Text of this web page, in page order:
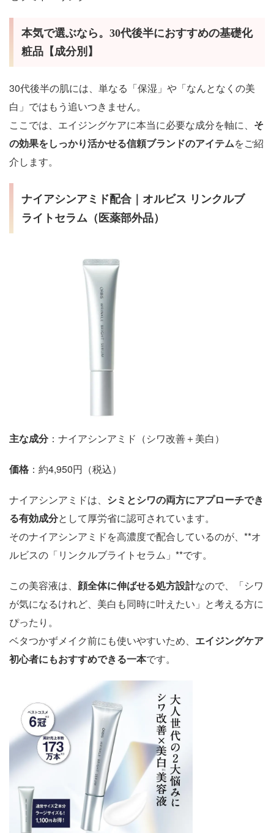
本気で選ぶなら。30代後半におすすめの基礎化
粧品【成分別】
30代後半の肌には、単なる「保湿」や「なんとなくの美
白」ではもう追いつきません。
ここでは、エイジングケアに本当に必要な成分を軸に、 そ
の効果をしっかり活かせる信頼ブランドのアイテムをご紹
介します。
ナイアシンアミド配合｜ オルビス リンクルブ
ライトセラム（医薬部外品）
主な成分：ナイアシンアミド（シワ改善＋美白）
価格 ：約4,950円（税込）
ナイアシンアミドは、 シミとシワの両方にアプローチでき
る有効成分として厚労省に認可されています。
そのナイアシンアミドを高濃度で配合しているのが、**オ
ルビスの「リンクルブライトセラム」**です。
この美容液は、 顔全体に伸ばせる処方設計なので、「シワ
が気になるけれど、美白も同時に叶えたい」と考える方に
ぴったり。
ベタつかずメイク前にも使いやすいため、 エイジングケア
初心者にもおすすめできる一本です。